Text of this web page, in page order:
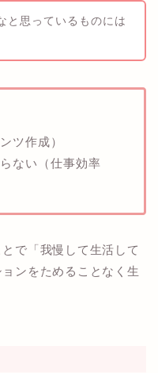
と思っているものには
ツ作成）
ない（仕事効率
で「我慢して生活して
ンをためることなく生